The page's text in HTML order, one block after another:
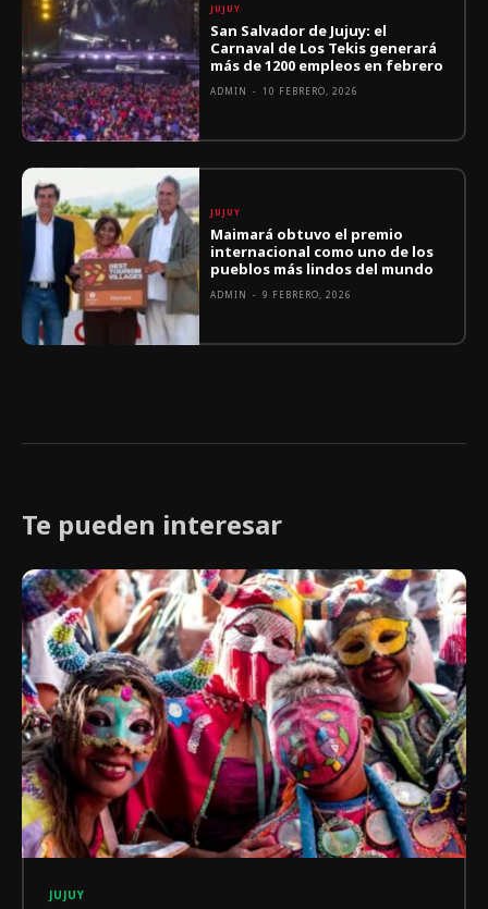
JUJUY
San Salvador de Jujuy: el
Carnaval de Los Tekis generará
más de 1200 empleos en febrero
ADMIN - 10 FEBRERO, 2026
JUJUY
Maimará obtuvo el premio
internacional como uno de los
pueblos más lindos del mundo
ADMIN - 9 FEBRERO, 2026
Te pueden interesar
JUJUY